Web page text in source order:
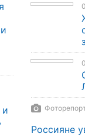
и
Россияне